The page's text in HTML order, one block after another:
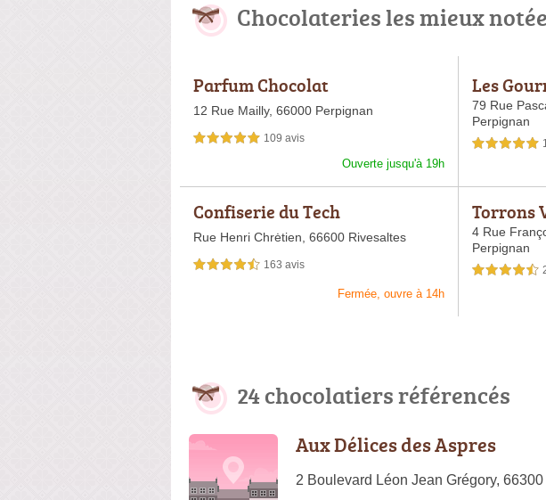
Chocolateries les mieux
Parfum Chocolat
12 Rue Mailly, 66000 Perpignan
5,0 étoiles sur 5 109 avis
Ouverte jusqu'à 19h
Les
79 Rue
Perpignan
5,0 étoiles sur 5
Confiserie du Tech
Rue Henri Chrėtien, 66600 Rivesaltes
4,5 étoiles sur 5 163 avis
Fermée, ouvre à 14h
Torrons
4 Rue
Perpignan
4,5 étoiles sur 5
24 chocolatiers référencés
Aux Délices des Aspres
2 Boulevard Léon Jean Grégory,